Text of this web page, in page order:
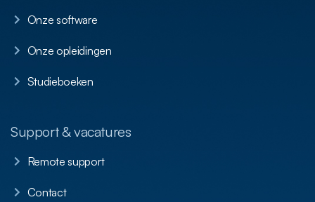
Onze software
Onze opleidingen
Studieboeken
Support & vacatures
Remote support
Contact